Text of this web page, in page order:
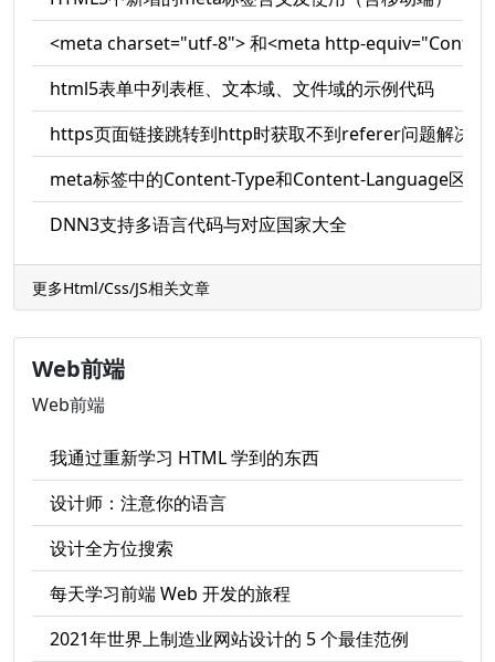
<meta charset="utf-8"> 和<meta http-
html5表单中列表框、文本域、文件域的示例代码
https页面链接跳转到http时获取不到referer问题解决
meta标签中的Content-Type和Content-Language区别
DNN3支持多语言代码与对应国家大全
更多Html/Css/JS相关文章
Web前端
Web前端
我通过重新学习 HTML 学到的东西
设计师：注意你的语言
设计全方位搜索
每天学习前端 Web 开发的旅程
2021年世界上制造业网站设计的 5 个最佳范例